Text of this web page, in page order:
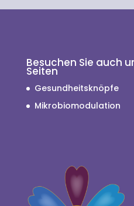
Besuchen Sie auch
Seiten
Gesundheitsknöpfe
Mikrobiomodulation